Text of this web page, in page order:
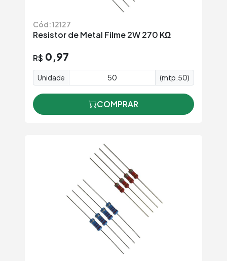
Cód: 12127
Resistor de Metal Filme 2W 270 KΩ
R$ 0,97
Unidade (mtp.50)
COMPRAR